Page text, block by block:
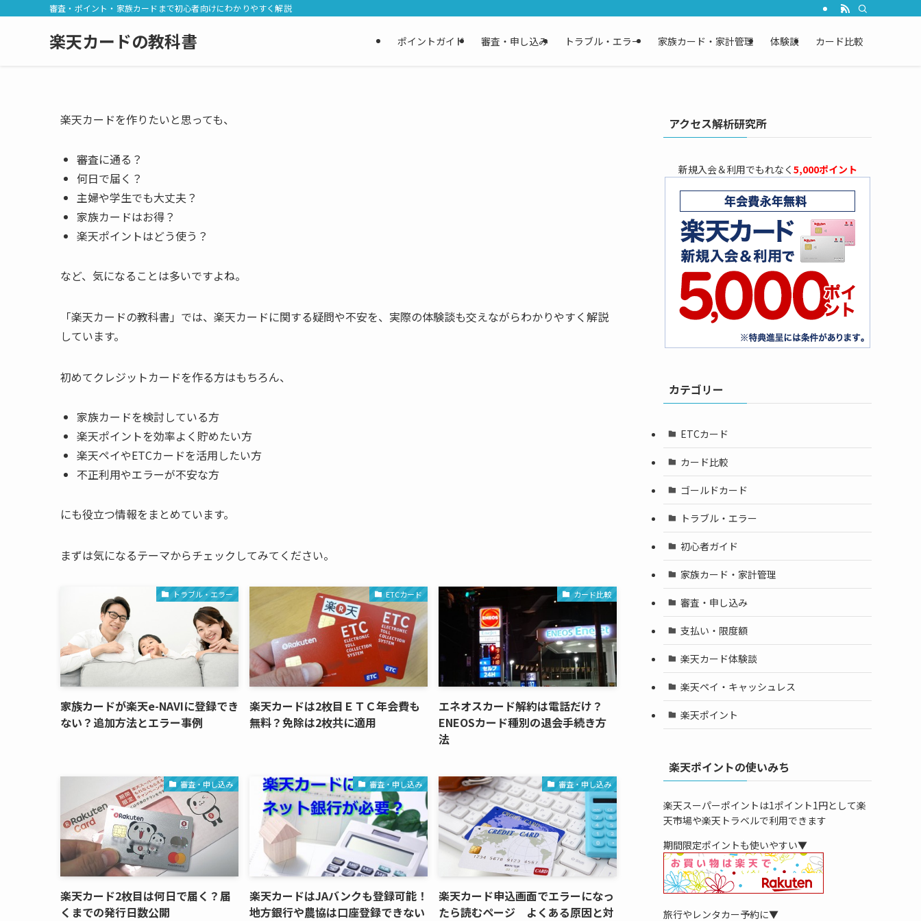
審査・ポイント・家族カードまで初心者向けにわかりやすく解説
楽天カードの教科書 ポイントガイド 審査・申し込み トラブル・エラー 家族カード・家計管理 体験談 カード比較
楽天カードを作りたいと思っても、
審査に通る？
何日で届く？
主婦や学生でも大丈夫？
家族カードはお得？
楽天ポイントはどう使う？
など、気になることは多いですよね。
「楽天カードの教科書」では、楽天カードに関する疑問や不安を、実際の体験談も交えながらわかりやすく解説
しています。
初めてクレジットカードを作る方はもちろん、
家族カードを検討している方
楽天ポイントを効率よく貯めたい方
楽天ペイやETCカードを活用したい方
不正利用やエラーが不安な方
にも役立つ情報をまとめています。
まずは気になるテーマからチェックしてみてください。
トラブル・エラー
家族カードが楽天e-NAVIに登録でき
ない？追加方法とエラー事例
ETCカード
楽天カードは2枚目ＥＴＣ年会費も
無料？免除は2枚共に適用
カード比較
エネオスカード解約は電話だけ？
ENEOSカード種別の退会手続き方
法
審査・申し込み
楽天カード2枚目は何日で届く？届
くまでの発行日数公開
審査・申し込み
楽天カードはJAバンクも登録可能！
地方銀行や農協は口座登録できない
審査・申し込み
楽天カード申込画面でエラーになっ
たら読むページ よくある原因と対
アクセス解析研究所
新規入会＆利用でもれなく 5,000ポイント
カテゴリー
ETCカード
カード比較
ゴールドカード
トラブル・エラー
初心者ガイド
家族カード・家計管理
審査・申し込み
支払い・限度額
楽天カード体験談
楽天ペイ・キャッシュレス
楽天ポイント
楽天ポイントの使いみち
楽天スーパーポイントは1ポイント1円として楽
天市場や楽天トラベルで利用できます
期間限定ポイントも使いやすい▼
旅行やレンタカー予約に▼